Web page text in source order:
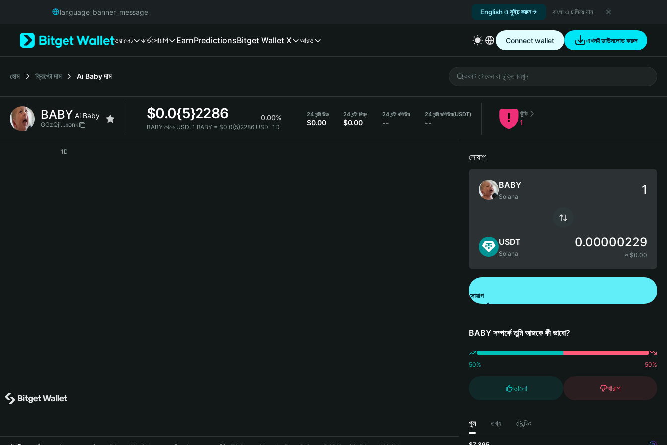
Русский
Italiano
简体中文
繁體中文
Bahasa Indonesia
language_banner_message English এ সুইচ করুন বাংলা এ চালিয়ে যান
ওয়ালেট কার্ডসোয়াপ EarnPredictionsBitget Wallet X আরও Connect wallet এখনই ডাউনলোড করুন
হোম ক্রিপ্টো দাম Ai Babyদাম
BABY Ai Baby
GGzQji...bonk
$0.0{5}2286 0.00%
BABY থেকে USD: 1 BABY = $0.0{5}2286 USD 1D
24 ঘন্টা উচ্চ
$0.00
24 ঘন্টা নিম্ন
$0.00
24 ঘন্টা ভলিউম
--
24 ঘন্টা ভলিউম(USDT)
--
ঝুঁকি
1
1D
সোয়াপ
BABY
Solana
USDT
Solana
0.00000229
≈ $0.00
সোয়াপ
BABY সম্পর্কে তুমি আজকে কী ভাবো?
50% 50%
ভালো খারাপ
পুল তথ্য ট্রেন্ডিং